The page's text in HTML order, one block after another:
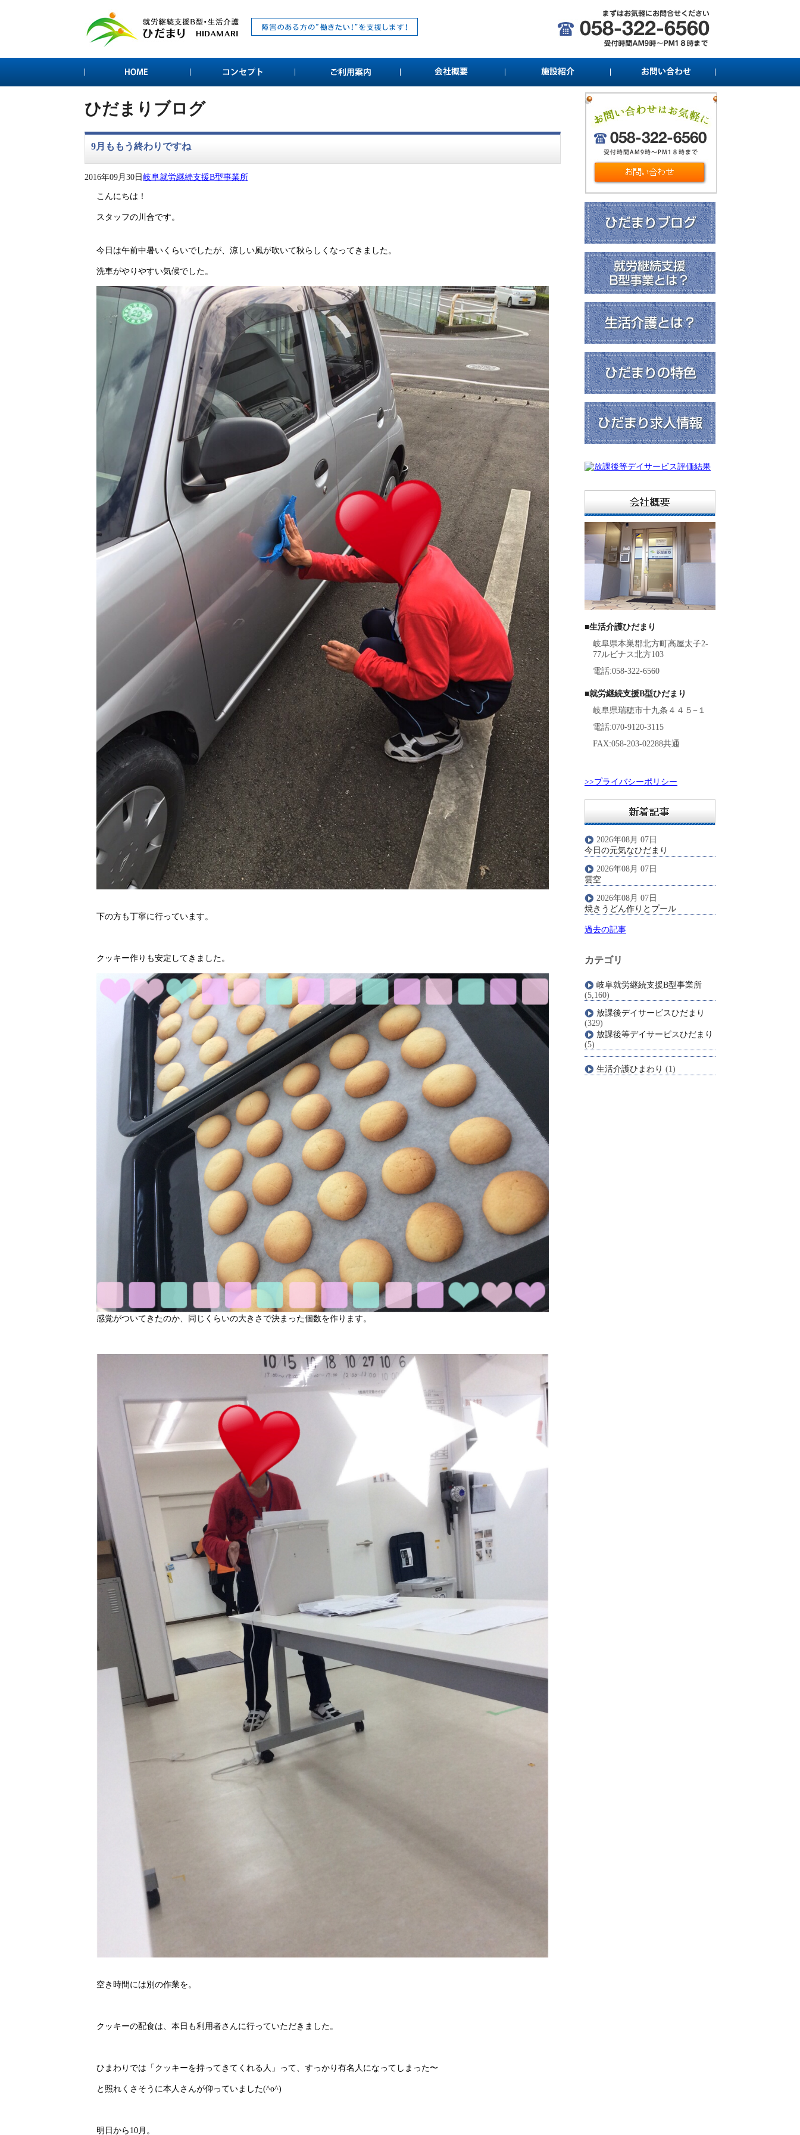
ひだまりブログ
9月ももう終わりですね
2016年09月30日岐阜就労継続支援B型事業所
こんにちは！
スタッフの川合です。
今日は午前中暑いくらいでしたが、涼しい風が吹いて秋らしくなってきました。
洗車がやりやすい気候でした。
下の方も丁寧に行っています。
クッキー作りも安定してきました。
感覚がついてきたのか、同じくらいの大きさで決まった個数を作ります。
空き時間には別の作業を。
クッキーの配食は、本日も利用者さんに行っていただきました。
ひまわりでは「クッキーを持ってきてくれる人」って、すっかり有名人になってしまった〜
と照れくさそうに本人さんが仰っていました(^o^)
明日から10月。
■生活介護ひだまり
岐阜県本巣郡北方町高屋太子2-
77ルビナス北方103
電話:058-322-6560
■就労継続支援B型ひだまり
岐阜県瑞穂市十九条４４５−１
電話:070-9120-3115
FAX:058-203-02288共通
>>プライバシーポリシー
2026年08月 07日
今日の元気なひだまり
2026年08月 07日
雲空
2026年08月 07日
焼きうどん作りとプール
過去の記事
カテゴリ
岐阜就労継続支援B型事業所
(5,160)
放課後デイサービスひだまり
(329)
放課後等デイサービスひだまり
(5)
生活介護ひまわり (1)